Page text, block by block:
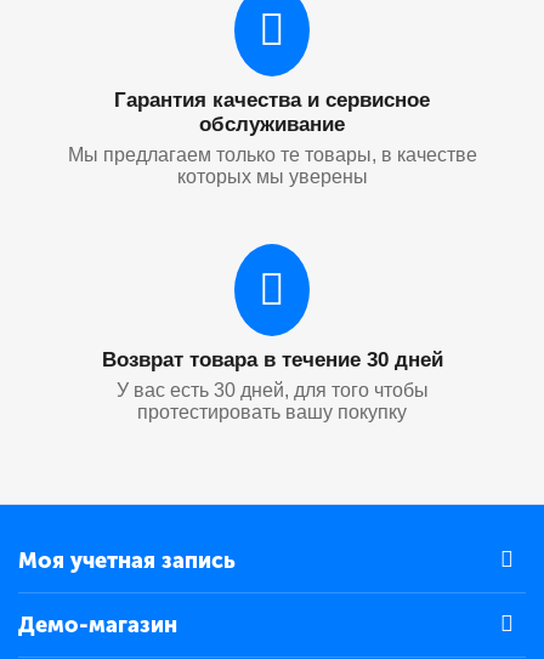
Гарантия качества и сервисное
обслуживание
Мы предлагаем только те товары, в качестве
которых мы уверены
Возврат товара в течение 30 дней
У вас есть 30 дней, для того чтобы
протестировать вашу покупку
Моя учетная запись
Демо-магазин